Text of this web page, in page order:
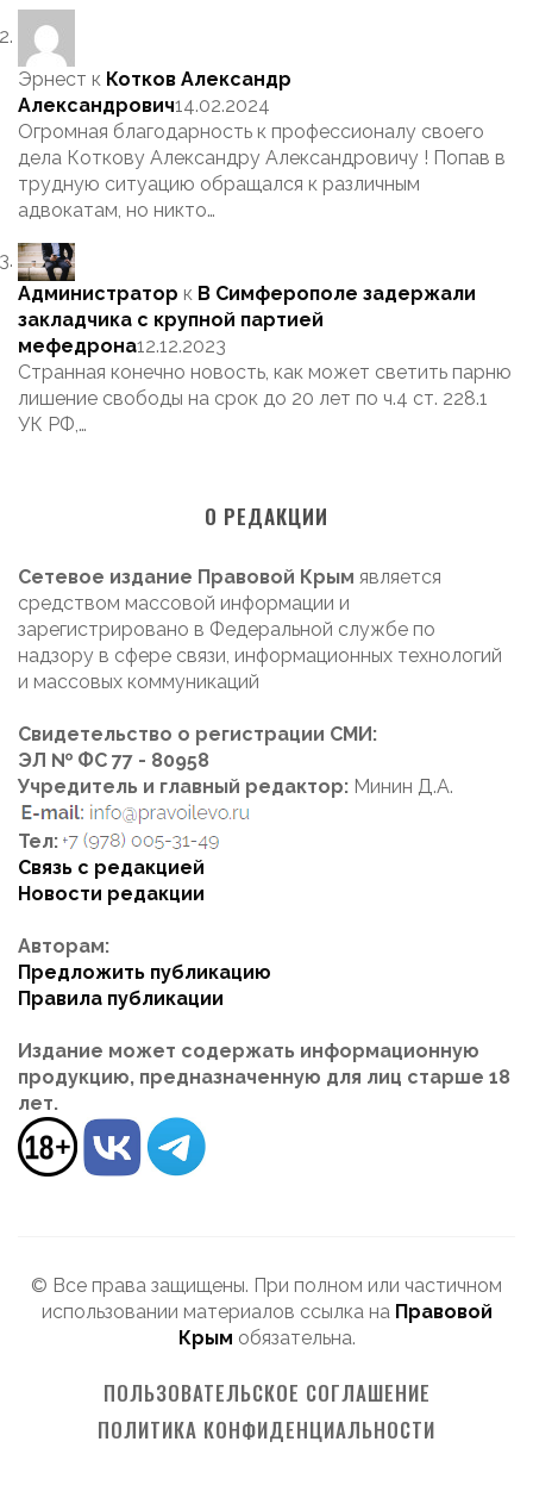
Эрнест к Котков Александр
Александрович14.02.2024
Огромная благодарность к профессионалу своего
дела Коткову Александру Александровичу ! Попав в
трудную ситуацию обращался к различным
адвокатам, но никто…
Администратор к В Симферополе задержали
закладчика с крупной партией
мефедрона12.12.2023
Странная конечно новость, как может светить парню
лишение свободы на срок до 20 лет по ч.4 ст. 228.1
УК РФ,…
О РЕДАКЦИИ
Сетевое издание Правовой Крым является
средством массовой информации и
зарегистрировано в Федеральной службе по
надзору в сфере связи, информационных технологий
и массовых коммуникаций
Свидетельство о регистрации СМИ:
ЭЛ № ФС 77 - 80958
Учредитель и главный редактор: Минин Д.А.
Тел:
Связь с редакцией
Новости редакции
Авторам:
Предложить публикацию
Правила публикации
Издание может содержать информационную
продукцию, предназначенную для лиц старше 18
лет.
© Все права защищены. При полном или частичном
использовании материалов ссылка на Правовой
Крым обязательна.
ПОЛЬЗОВАТЕЛЬСКОЕ СОГЛАШЕНИЕ
ПОЛИТИКА КОНФИДЕНЦИАЛЬНОСТИ